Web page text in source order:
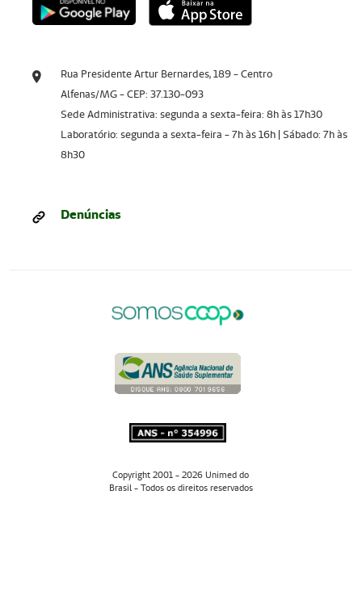
Rua Presidente Artur Bernardes, 189 - Centro
Alfenas/MG - CEP: 37.130-093
Sede Administrativa: segunda a sexta-feira: 8h às 17h30
Laboratório: segunda a sexta-feira - 7h às 16h | Sábado: 7h às
8h30
Denúncias
Copyright 2001 - 2026 Unimed do
Brasil - Todos os direitos reservados